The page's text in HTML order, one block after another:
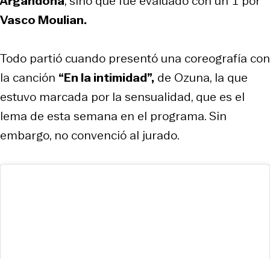
Vasco Moulian.
Todo partió cuando presentó una coreografía con
la canción “En la intimidad”, de Ozuna, la que
estuvo marcada por la sensualidad, que es el
lema de esta semana en el programa. Sin
embargo, no convenció al jurado.